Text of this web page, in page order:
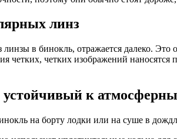
линз
четких, четких изображений
к
на борту лодки или на суше в